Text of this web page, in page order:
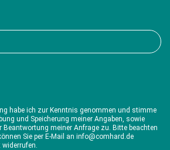
habe ich zur Kenntnis genommen und stimme
und Speicherung meiner Angaben, sowie
Beantwortung meiner Anfrage zu. Bitte beachten
Sie per E-Mail an info@comhard.de